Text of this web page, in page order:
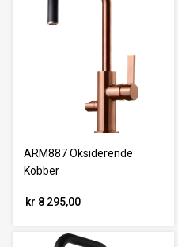
ARM887 Oksiderende
Kobber
kr 8 295,00